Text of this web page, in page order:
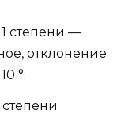
степени —
отклонение
°;